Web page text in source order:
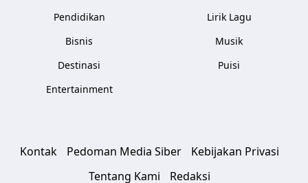
Pendidikan
Bisnis
Destinasi
Entertainment
Lirik Lagu
Musik
Puisi
Kontak Pedoman Media Siber
Kebijakan Privasi
Tentang Kami
Redaksi